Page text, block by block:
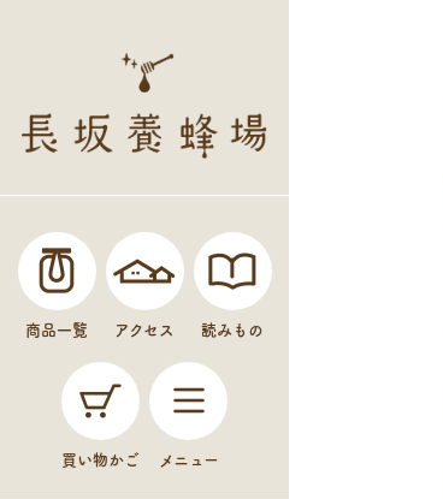
商品一覧 アクセス 読みもの
買い物かご メニュー